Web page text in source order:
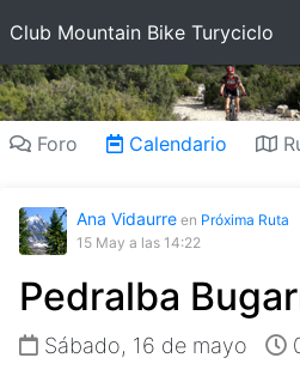
Club Mountain Bike Turyciclo
Foro Calendario
Ana Vidaurre en Próxima Ruta
15 May a las 14:22
Pedralba
Sábado, 16 de mayo